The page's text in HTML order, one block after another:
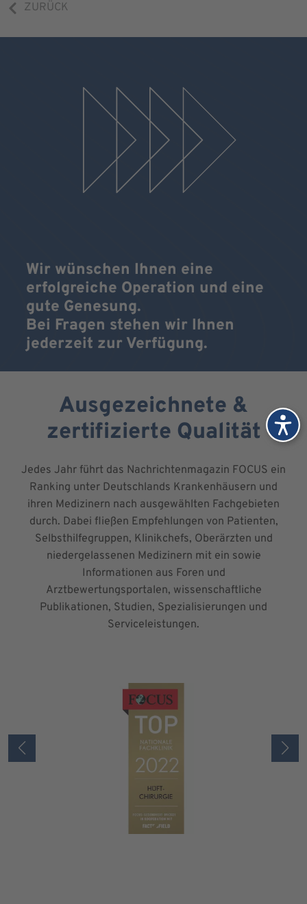
ZURÜCK
Wir wünschen Ihnen eine
erfolgreiche Operation und eine
gute Genesung.
Bei Fragen stehen wir Ihnen
jederzeit zur Verfügung.
Ausgezeichnete &
zertifizierte Qualität
Jedes Jahr führt das Nachrichtenmagazin FOCUS ein
Ranking unter Deutschlands Krankenhäusern und
ihren Medizinern nach ausgewählten Fachgebieten
durch. Dabei fließen Empfehlungen von Patienten,
Selbsthilfegruppen, Klinikchefs, Oberärzten und
niedergelassenen Medizinern mit ein sowie
Informationen aus Foren und
Arztbewertungsportalen, wissenschaftliche
Publikationen, Studien, Spezialisierungen und
Serviceleistungen.